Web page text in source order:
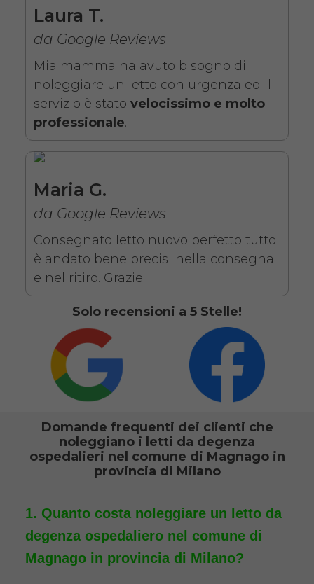
completo di sponde di
contenimento con materasso
antidecubito. Noleggio
minimo 7 giorni da 109 euro.
COSTO NOLEGGIO
da 109,01€
SCHEDA COMPLETA
Noleggio letto elettrico in
legno + Materasso
Antidecubito + Vassoio
da letto
Noleggio letto da degenza
ortopedico elettrico in legno,
contenimento con materasso
antidecubito e vassoio da letto
con ruote. Il noleggio minimo
è di 7 giorni a 116 euro.
Laura T.
da Google Reviews
Mia mamma ha avuto bisogno di
noleggiare un letto con urgenza ed il
servizio è statovelocissimo e molto
professionale.
Maria G.
da Google Reviews
Consegnato letto nuovo perfetto tutto
è andato bene precisi nella consegna
e nel ritiro. Grazie
Solo recensioni a 5 Stelle!
Domande frequenti dei clienti che
noleggiano i letti da degenza
ospedalieri nel comune di Magnago in
provincia di Milano
Quanto costa noleggiare un letto da
degenza ospedaliero nel comune di
Magnago in provincia di Milano?